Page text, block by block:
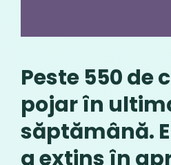
Peste 550 de
pojar în
săptămână.
a extins în